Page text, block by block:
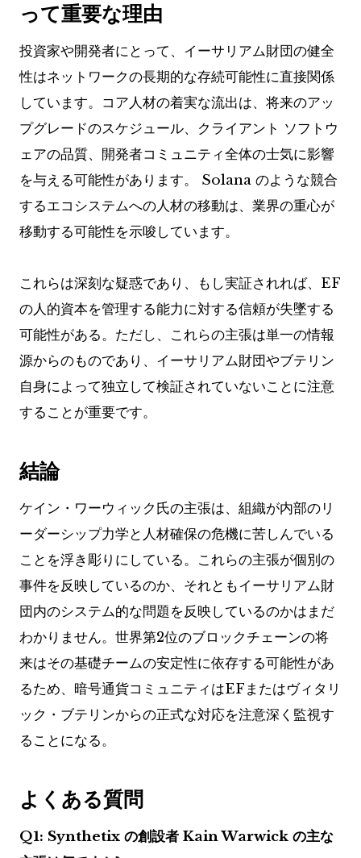
って重要な理由
投資家や開発者にとって、イーサリアム財団の健全
性はネットワークの長期的な存続可能性に直接関係
しています。コア人材の着実な流出は、将来のアッ
プグレードのスケジュール、クライアント ソフトウ
ェアの品質、開発者コミュニティ全体の士気に影響
を与える可能性があります。 Solana のような競合
するエコシステムへの人材の移動は、業界の重心が
移動する可能性を示唆しています。
これらは深刻な疑惑であり、もし実証されれば、EF
の人的資本を管理する能力に対する信頼が失墜する
可能性がある。ただし、これらの主張は単一の情報
源からのものであり、イーサリアム財団やブテリン
自身によって独立して検証されていないことに注意
することが重要です。
結論
ケイン・ワーウィック氏の主張は、組織が内部のリ
ーダーシップ力学と人材確保の危機に苦しんでいる
ことを浮き彫りにしている。これらの主張が個別の
事件を反映しているのか、それともイーサリアム財
団内のシステム的な問題を反映しているのかはまだ
わかりません。世界第2位のブロックチェーンの将
来はその基礎チームの安定性に依存する可能性があ
るため、暗号通貨コミュニティはEFまたはヴィタリ
ック・ブテリンからの正式な対応を注意深く監視す
ることになる。
よくある質問
Q1: Synthetix の創設者 Kain Warwick の主な